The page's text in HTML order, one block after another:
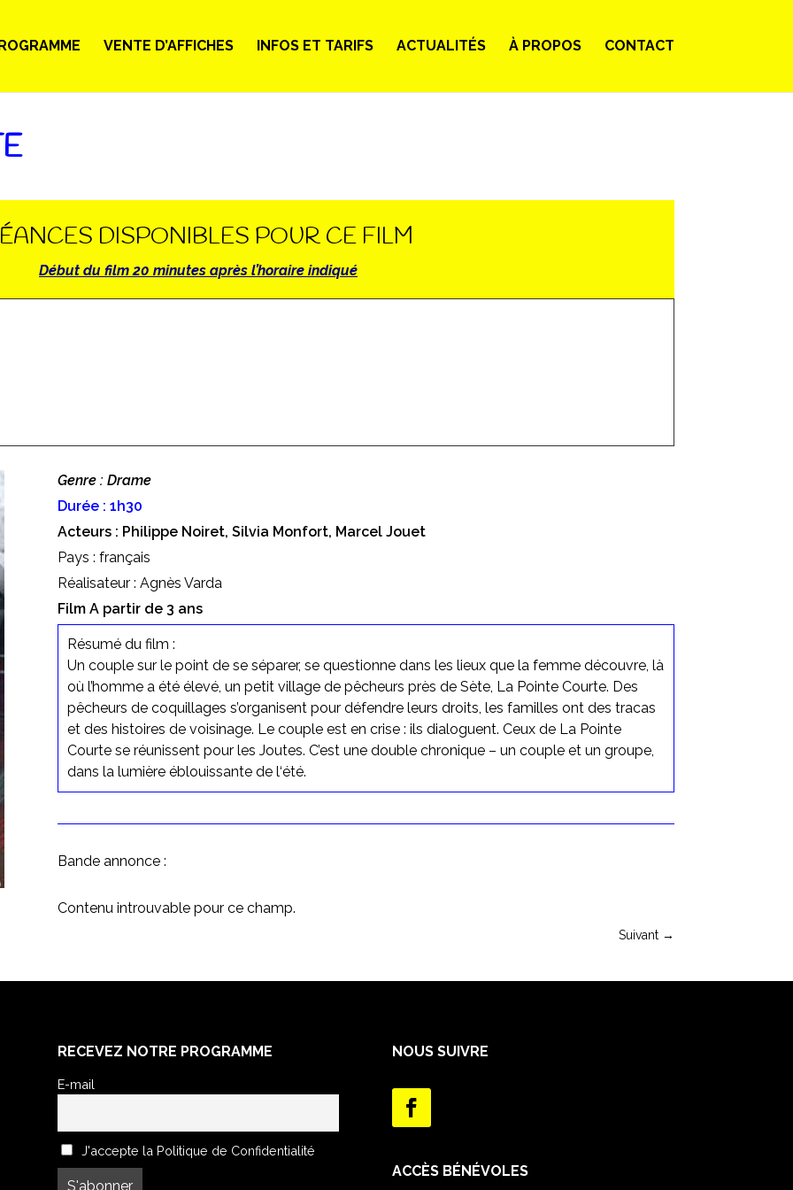
VENTE D’AFFICHES INFOS ET TARIFS ACTUALITÉS À PROPOS CONTACT
DISPONIBLES POUR CE FILM
Début du film 20 minutes après l’horaire indiqué
Genre : Drame
Durée : 1h30
Acteurs : Philippe Noiret, Silvia Monfort, Marcel Jouet
Pays : français
Réalisateur : Agnès Varda
Film A partir de 3 ans
Résumé du film :
Un couple sur le point de se séparer, se questionne dans les lieux que la femme découvre, là
où l’homme a été élevé, un petit village de pêcheurs près de Sète, La Pointe Courte. Des
pêcheurs de coquillages s’organisent pour défendre leurs droits, les familles ont des tracas
et des histoires de voisinage. Le couple est en crise : ils dialoguent. Ceux de La Pointe
Courte se réunissent pour les Joutes. C’est une double chronique – un couple et un groupe,
dans la lumière éblouissante de l‘été.
Bande annonce :
Contenu introuvable pour ce champ.
Suivant→
RECEVEZ NOTRE PROGRAMME
E-mail
J'accepte la Politique de Confidentialité
NOUS SUIVRE
ACCÈS BÉNÉVOLES